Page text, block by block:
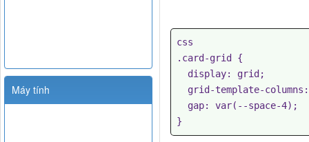
css
.card-grid {
}
Máy tính